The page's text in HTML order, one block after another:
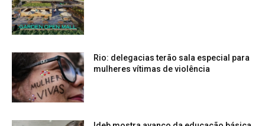
Rio: delegacias terão sala especial para
mulheres vítimas de violência